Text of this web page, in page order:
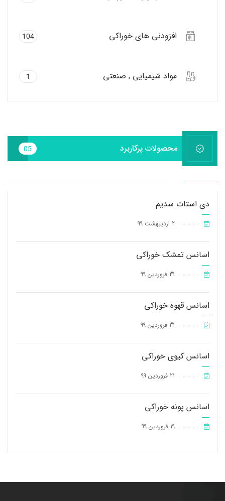
افزودنی های خوراکی 104
مواد شیمیایی , صنعتی 1
محصولات پرکاربرد 05
دی استات سدیم
اسانس تمشک خوراکی
اسانس قهوه خوراکی
اسانس کیوی خوراکی
اسانس پونه خوراکی